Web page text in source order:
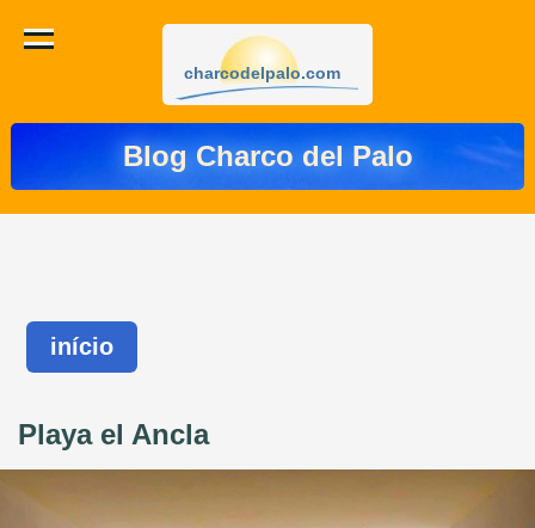
charcodelpalo.com
Blog Charco del Palo
início
Playa el Ancla